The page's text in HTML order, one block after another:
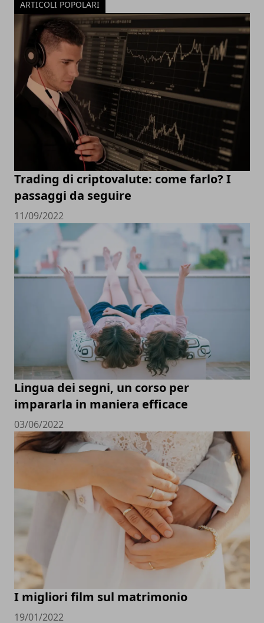
ARTICOLI POPOLARI
Trading di criptovalute: come farlo? I
passaggi da seguire
11/09/2022
Lingua dei segni, un corso per
impararla in maniera efficace
03/06/2022
I migliori film sul matrimonio
19/01/2022